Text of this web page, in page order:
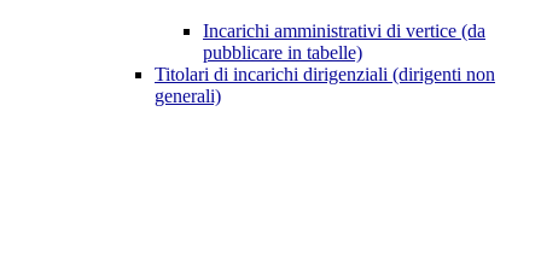
Incarichi amministrativi di vertice (da
pubblicare in tabelle)
Titolari di incarichi dirigenziali (dirigenti non
generali)